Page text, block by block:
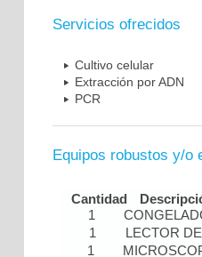
Servicios ofrecidos
Cultivo celular
Extracción por ADN
PCR
Equipos robustos y/o
Cantidad
1
1
LECTOR
1